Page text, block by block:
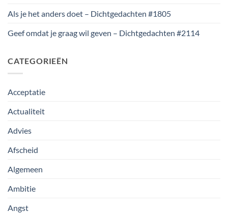
Als je het anders doet – Dichtgedachten #1805
Geef omdat je graag wil geven – Dichtgedachten #2114
CATEGORIEËN
Acceptatie
Actualiteit
Advies
Afscheid
Algemeen
Ambitie
Angst